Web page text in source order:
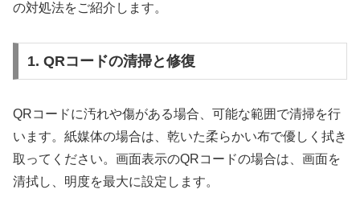
の対処法をご紹介します。
1. QRコードの清掃と修復
QRコードに汚れや傷がある場合、可能な範囲で清掃を行
います。紙媒体の場合は、乾いた柔らかい布で優しく拭き
取ってください。画面表示のQRコードの場合は、画面を
清拭し、明度を最大に設定します。